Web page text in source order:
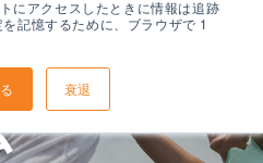
にアクセスしたときに情報は追跡
記憶するために、ブラウザで 1
衰退
ー プ